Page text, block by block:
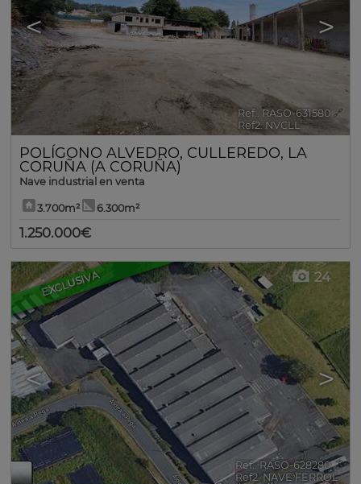
< >
Ref.. RASO-631580 🔗
Ref2. NVCLL
POLÍGONO ALVEDRO, CULLEREDO, LA
CORUÑA (A CORUÑA)
Nave industrial en venta
3.700m² 6.300m²
1.250.000€
EXCLUSIVA
< >
24
Ref.. RASO-628280 🔗
Ref2. NAVE FERROL